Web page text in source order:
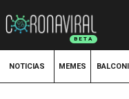
NOTICIAS MEMES